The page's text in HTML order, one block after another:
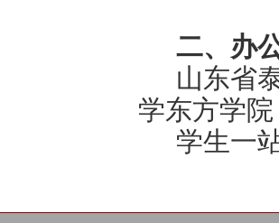
二、办
山东省
学东方学院
学生一